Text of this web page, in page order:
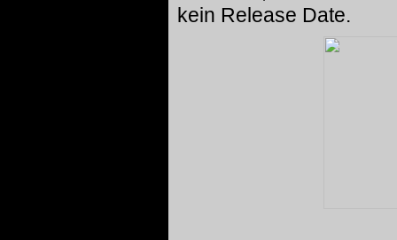
kein Release Date.